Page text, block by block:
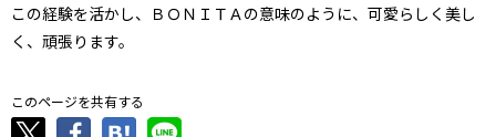
この経験を活かし、ＢＯＮＩＴＡの意味のように、可愛らしく美し
く、頑張ります。
このページを共有する